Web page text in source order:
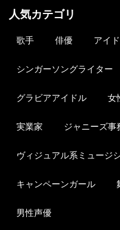
人気カテゴリ
歌手 俳優 アイ
シンガーソングライター
グラビアアイドル 女
実業家 ジャニーズ事
ヴィジュアル系ミュージ
キャンペーンガール
男性声優